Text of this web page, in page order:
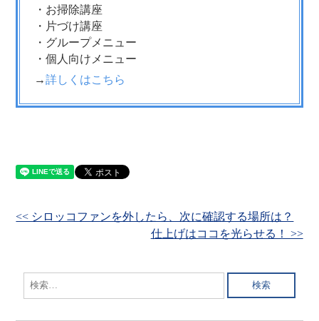
・お掃除講座
・片づけ講座
・グループメニュー
・個人向けメニュー
→詳しくはこちら
<< シロッコファンを外したら、次に確認する場所は？
仕上げはココを光らせる！ >>
検
索: